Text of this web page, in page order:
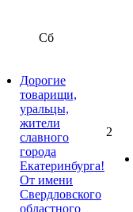
Сб
Дорогие
товарищи,
уральцы,
жители
славного
города
Екатеринбурга!
От имени
Свердловского
областного
2